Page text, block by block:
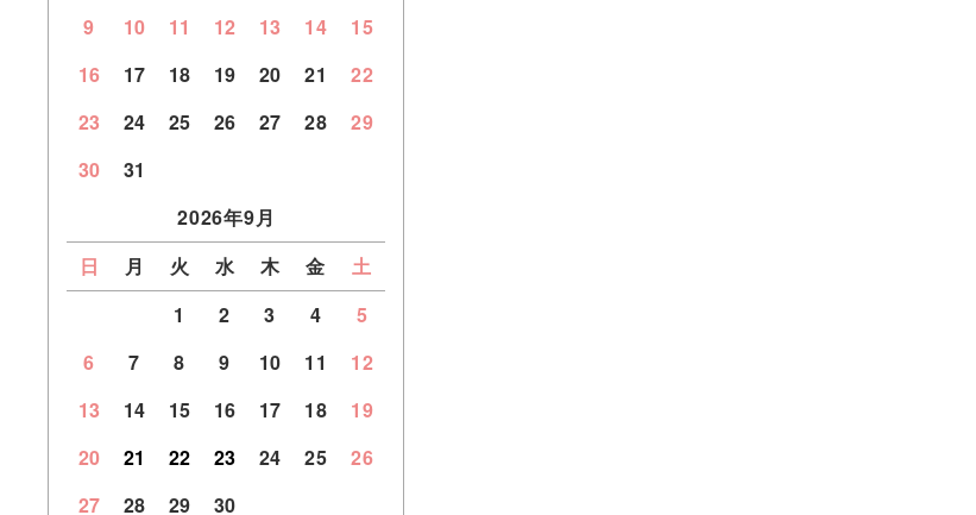
9
10 11 12 13 14
15
16
17 18 19 20 21
22
23
24 25 26 27 28
29
30
31
2026年9月
日
月 火 水 木 金
土
1
2 3 4
5
6
7 8 9 10 11
12
13
14 15 16 17 18
19
20
21 22 23 24 25
26
27
28 29 30